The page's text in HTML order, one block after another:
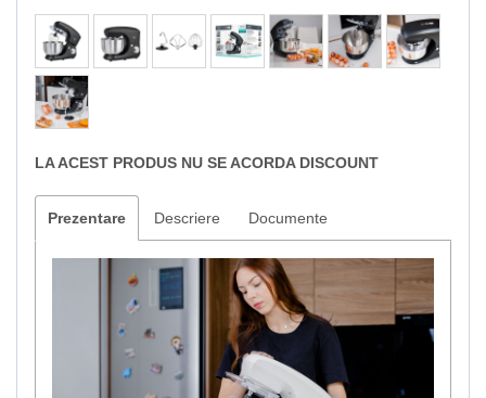
LA ACEST PRODUS NU SE ACORDA DISCOUNT
Prezentare Descriere Documente